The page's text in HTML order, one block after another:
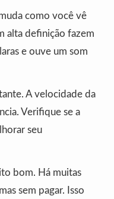
como você vê
alta definição fazem
e ouve um som
A velocidade da
Verifique se a
seu
bom. Há muitas
sem pagar. Isso